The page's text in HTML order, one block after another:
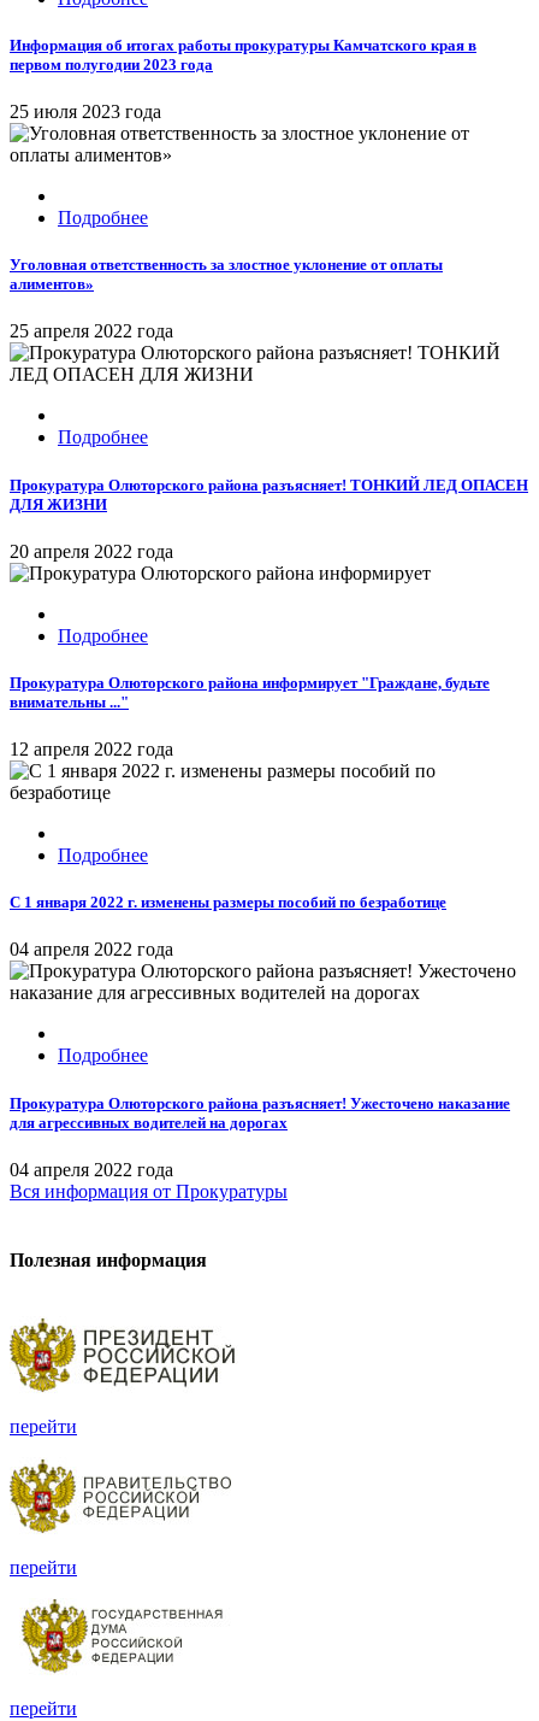
Информация об итогах работы прокуратуры Камчатского края в
первом полугодии 2023 года
25 июля 2023 года
Подробнее
Уголовная ответственность за злостное уклонение от оплаты
алиментов»
25 апреля 2022 года
Подробнее
Прокуратура Олюторского района разъясняет! ТОНКИЙ ЛЕД ОПАСЕН
ДЛЯ ЖИЗНИ
20 апреля 2022 года
Подробнее
Прокуратура Олюторского района информирует "Граждане, будьте
внимательны ..."
12 апреля 2022 года
Подробнее
С 1 января 2022 г. изменены размеры пособий по безработице
04 апреля 2022 года
Подробнее
Прокуратура Олюторского района разъясняет! Ужесточено наказание
для агрессивных водителей на дорогах
04 апреля 2022 года
Вся информация от Прокуратуры
Полезная информация
перейти
перейти
перейти